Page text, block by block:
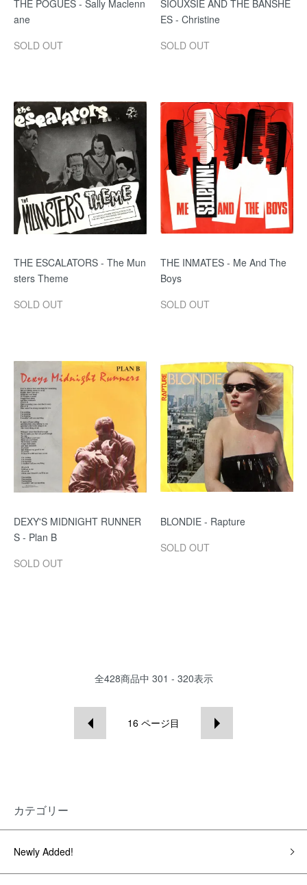
THE POGUES - Sally Maclenn
ane
SOLD OUT
SIOUXSIE AND THE BANSHE
ES - Christine
SOLD OUT
THE ESCALATORS - The Mun
sters Theme
SOLD OUT
THE INMATES - Me And The
Boys
SOLD OUT
DEXY'S MIDNIGHT RUNNER
S - Plan B
SOLD OUT
BLONDIE - Rapture
SOLD OUT
全428商品中 301 - 320表示
16 ページ目
カテゴリー
Newly Added!